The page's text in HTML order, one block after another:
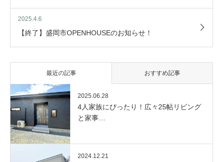
2025.4.6
【終了】盛岡市OPENHOUSEのお知らせ！
最近の記事 おすすめ記事
2025.06.28
4人家族にぴったり！広々25帖リビング
と家事…
2024.12.21